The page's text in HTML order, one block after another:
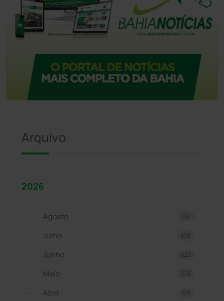
Arquivo
2026
Agosto 151
Julho 695
Junho 620
Maio 675
Abril 671